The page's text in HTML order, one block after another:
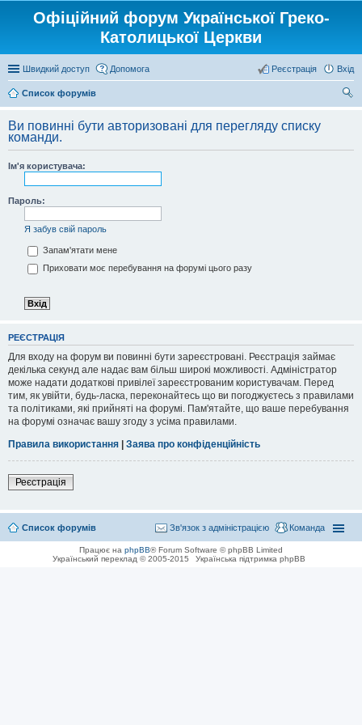
Офіційний форум Української Греко-
Католицької Церкви
Швидкий доступ Допомога Вхід
Реєстрація
Список форумів
Ви повинні бути авторизовані для перегляду списку
команди.
Ім'я користувача:
Пароль:
Я забув свій пароль
Запам'ятати мене
Приховати моє перебування на форумі цього разу
РЕЄСТРАЦІЯ
Для входу на форум ви повинні бути зареєстровані. Реєстрація займає
декілька секунд але надає вам більш широкі можливості. Адміністратор
може надати додаткові привілеї зареєстрованим користувачам. Перед
тим, як увійти, будь-ласка, переконайтесь що ви погоджуєтесь з правилами
та політиками, які прийняті на форумі. Пам'ятайте, що ваше перебування
на форумі означає вашу згоду з усіма правилами.
Правила використання | Заява про конфіденційність
Реєстрація
Список форумів Команда
Зв'язок з адміністрацією
Працює на phpBB® Forum Software © phpBB Limited
Український переклад © 2005-2015
Українська підтримка phpBB